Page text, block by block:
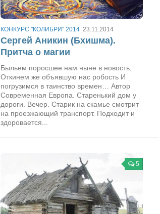
КОНКУРС "КОЛИБРИ" 2014 23.11.2014
Сергей Аникин (Бхишма).
Притча о магии
Быльем поросшее нам ныне в новость,
Откинем же объявшую нас робость И
погрузимся в таинство времен… Автор
Современная Европа. Старенький дом у
дороги. Вечер. Старик на скамье смотрит
на проезжающий транспорт. Подходит и
здоровается...
5